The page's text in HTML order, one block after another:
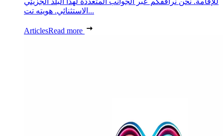
الاستثنائي. هويته تت...
ArticlesRead more